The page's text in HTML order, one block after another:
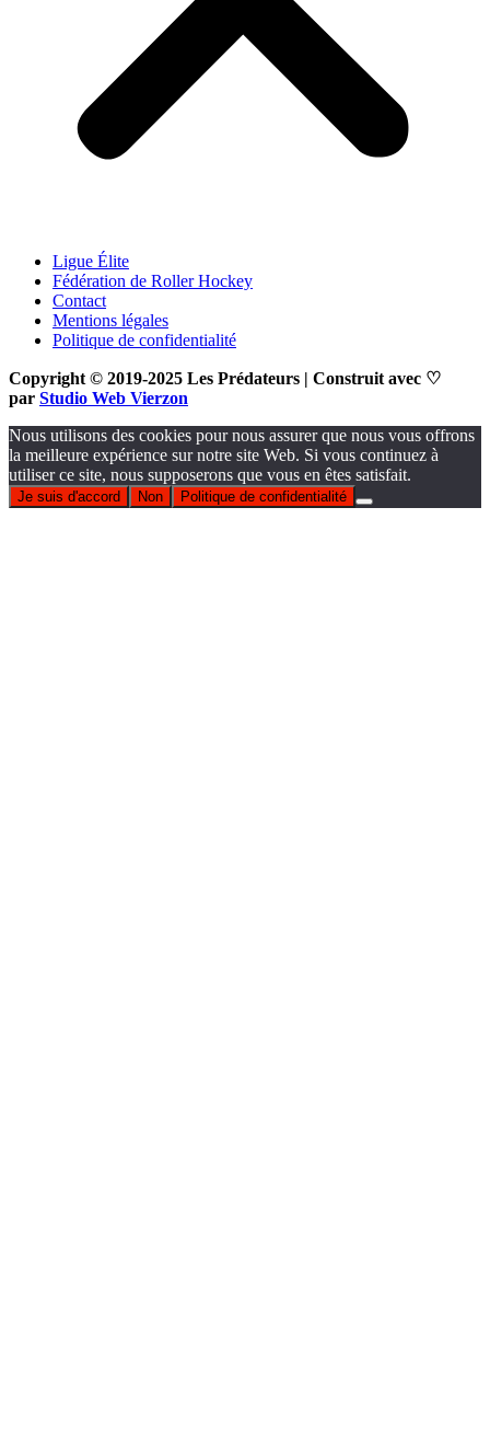
Ligue Élite
Fédération de Roller Hockey
Contact
Mentions légales
Politique de confidentialité
Copyright © 2019-2025 Les Prédateurs | Construit avec ♡
par Studio Web Vierzon
Nous utilisons des cookies pour nous assurer que nous vous offrons
la meilleure expérience sur notre site Web. Si vous continuez à
utiliser ce site, nous supposerons que vous en êtes satisfait.
Je suis d'accord Non Politique de confidentialité